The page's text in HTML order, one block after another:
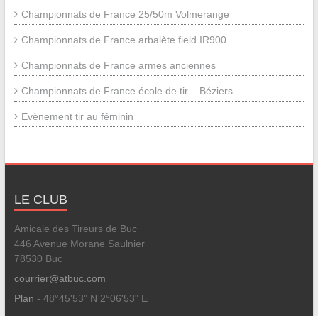
Championnats de France 25/50m Volmerange
Championnats de France arbalète field IR900
Championnats de France armes anciennes
Championnats de France école de tir – Béziers
Evènement tir au féminin
LE CLUB
Amicale des Tireurs de Buc
446 Avenue Morane Saulnier
78530 Buc
courrier@atbuc.com
Plan - 48°45'53" N 2°06'53" E